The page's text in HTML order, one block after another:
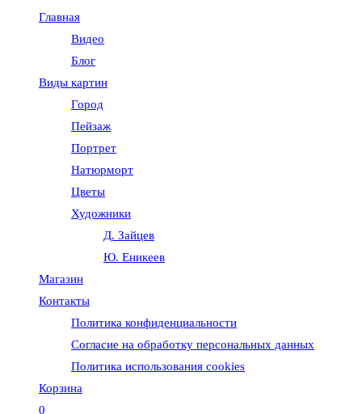
Главная
Видео
Блог
Виды картин
Город
Пейзаж
Портрет
Натюрморт
Цветы
Художники
Д. Зайцев
Ю. Еникеев
Магазин
Контакты
Политика конфиденциальности
Согласие на обработку персональных данных
Политика использования cookies
Корзина
0